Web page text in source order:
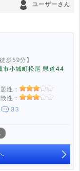
ユーザーさん
歩59分】
小城町松尾 県道44
性：
性：
33